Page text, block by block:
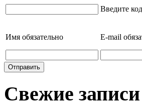
Введите
Имя обязательно E-mail
Свежие записи